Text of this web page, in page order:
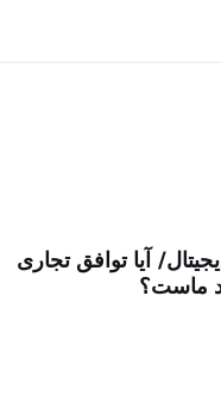
آیا توافق تجاری
ماست؟